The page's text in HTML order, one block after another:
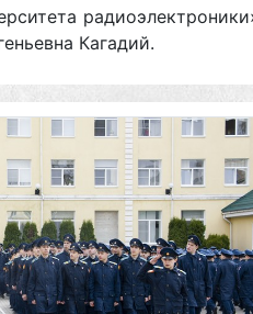
Кагадий.